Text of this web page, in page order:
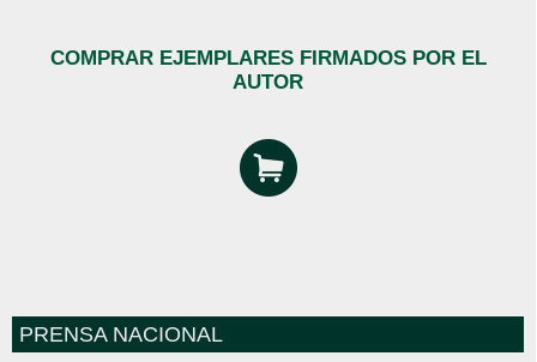
COMPRAR EJEMPLARES FIRMADOS POR EL
AUTOR
PRENSA NACIONAL